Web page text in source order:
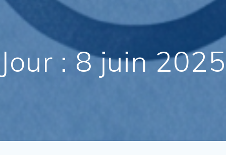
Jour :8 juin 2025